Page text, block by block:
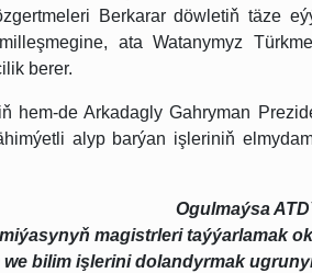
Berkarar döwletiň täze
ata Watanymyz
berer.
hem-de Arkadagly Gahryman
alyp barýan işleriniň
Ogulmaýsa
magistrleri taýýarlamak
we bilim işlerini dolandyrmak